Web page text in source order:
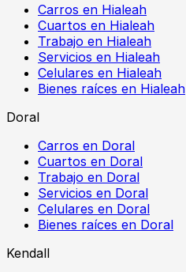
Carros en Hialeah
Cuartos en Hialeah
Trabajo en Hialeah
Servicios en Hialeah
Celulares en Hialeah
Bienes raíces en Hialeah
Doral
Carros en Doral
Cuartos en Doral
Trabajo en Doral
Servicios en Doral
Celulares en Doral
Bienes raíces en Doral
Kendall